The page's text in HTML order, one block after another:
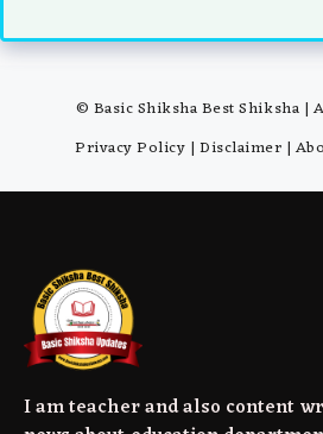
© Basic Shiksha Best Shiksha |
Privacy Policy |Disclaimer |
I am teacher and also content